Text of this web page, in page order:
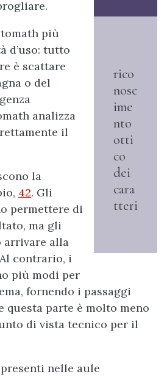
rico
nosc
ime
nto
otti
co
dei
cara
tteri
più
d’uso: tutto
è scattare
o del
analizza
il
la
42. Gli
permettere di
ma gli
arrivare alla
contrario, i
più modi per
fornendo i passaggi
questa parte è molto meno
di vista tecnico per il
nelle aule